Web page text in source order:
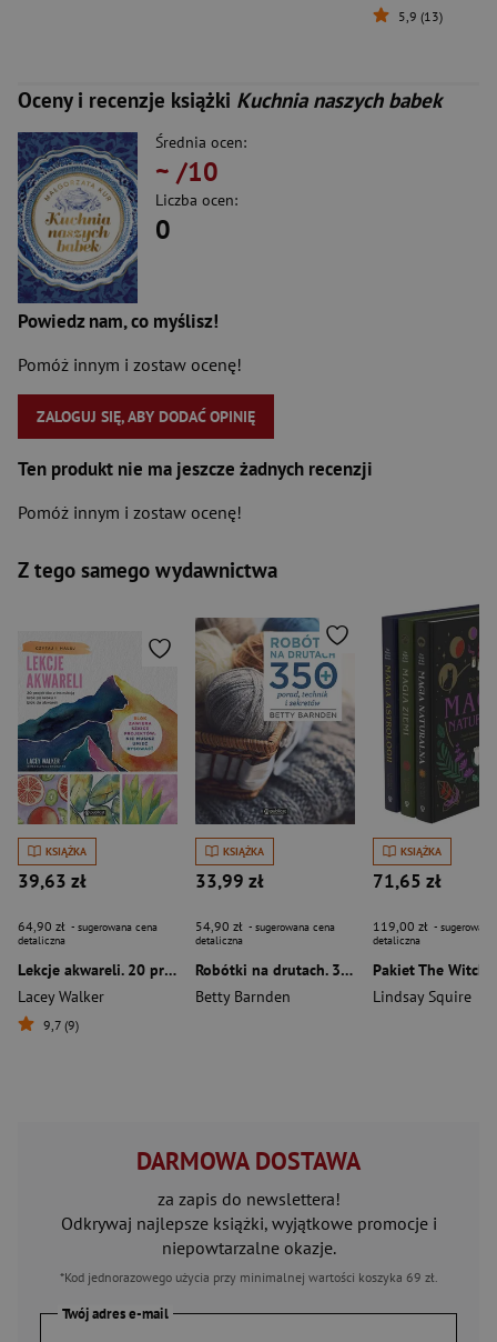
5,9 (13)
Oceny i recenzje książki Kuchnia naszych babek
Średnia ocen:
~ /10
Liczba ocen:
0
Powiedz nam, co myślisz!
Pomóż innym i zostaw ocenę!
ZALOGUJ SIĘ, ABY DODAĆ OPINIĘ
Ten produkt nie ma jeszcze żadnych recenzji
Pomóż innym i zostaw ocenę!
Z tego samego wydawnictwa
KSIĄŻKA
39,63 zł
64,90 zł - sugerowana cena
detaliczna
Lekcje akwareli. 20 projektów z instrukcją krok po kroku + blok do akwareli
Lacey Walker
9,7 (9)
KSIĄŻKA
33,99 zł
54,90 zł - sugerowana cena
detaliczna
Robótki na drutach. 350 porad, technik i sekretów
Betty Barnden
KSIĄŻKA
71,65 zł
119,00 zł -
detaliczna
Lindsay Squire
DARMOWA DOSTAWA
za zapis do newslettera!
Odkrywaj najlepsze książki, wyjątkowe promocje i
niepowtarzalne okazje.
*Kod jednorazowego użycia przy minimalnej wartości koszyka 69 zł.
Twój adres e-mail